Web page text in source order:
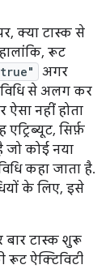
क्या टास्क से
रूट
अगर
से अलग कर
ऐसा नहीं होता
एट्रिब्यूट, सिर्फ़
जो कोई नया
कहा जाता है.
के लिए, इसे
बार टास्क शुरू
ऐक्टिविटी